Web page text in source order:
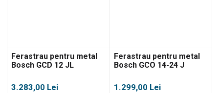
Ferastrau pentru metal
Bosch GCD 12 JL
3.283,00 Lei
Ferastrau pentru metal
Bosch GCO 14-24 J
1.299,00 Lei